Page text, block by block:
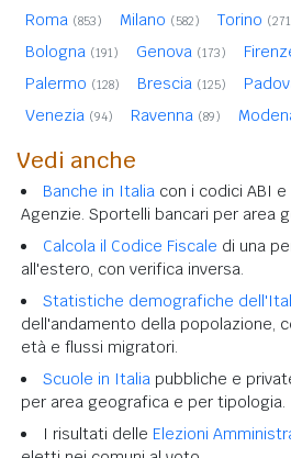
Roma (853) Milano (582) Torino
Bologna (191) Genova (173)
Palermo (128) Brescia (125)
Venezia (94) Ravenna (89)
Vedi anche
Banche in Italia con i codici ABI e
Agenzie. Sportelli bancari per area
Calcola il Codice Fiscale di una
all'estero, con verifica inversa.
Statistiche demografiche
dell'andamento della popolazione,
età e flussi migratori.
Scuole in Italia pubbliche e
per area geografica e per tipologia.
I risultati delle Elezioni